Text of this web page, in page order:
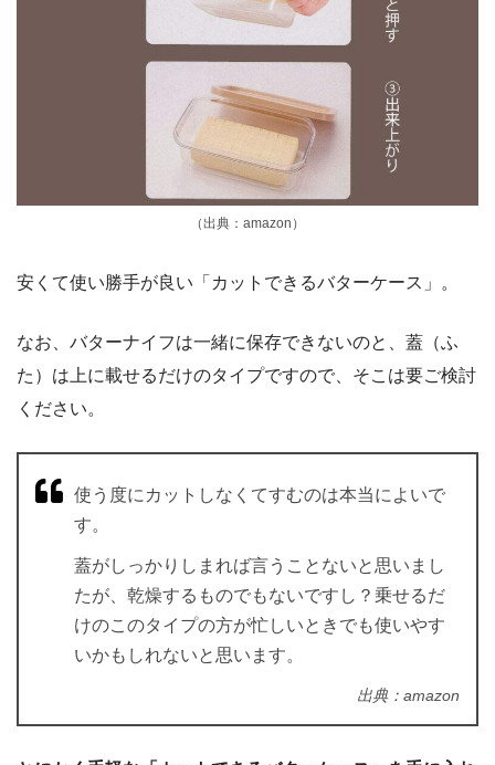
（出典：amazon）
安くて使い勝手が良い「カットできるバターケース」。
なお、バターナイフは一緒に保存できないのと、蓋（ふ
た）は上に載せるだけのタイプですので、そこは要ご検討
ください。
使う度にカットしなくてすむのは本当によいで
す。
蓋がしっかりしまれば言うことないと思いまし
たが、乾燥するものでもないですし？乗せるだ
けのこのタイプの方が忙しいときでも使いやす
いかもしれないと思います。
出典：amazon